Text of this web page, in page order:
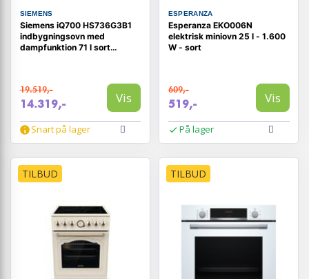
SIEMENS
Siemens iQ700 HS736G3B1
indbygningsovn med
dampfunktion 71 l sort
19.519,-
14.319,- Vis
Snart på lager
ESPERANZA
Esperanza EKO006N
elektrisk miniovn 25 l - 1.600
W - sort
609,-
519,- Vis
På lager
TILBUD TILBUD